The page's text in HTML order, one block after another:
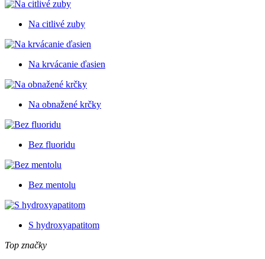
Na citlivé zuby
Na krvácanie ďasien
Na obnažené krčky
Bez fluoridu
Bez mentolu
S hydroxyapatitom
Top značky